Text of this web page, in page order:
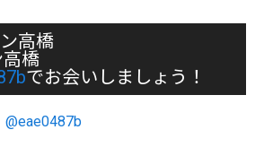
橋
でお会いしましょう！
@eae0487b